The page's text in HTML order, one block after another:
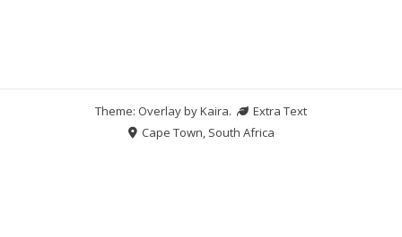
Theme: Overlay byKaira.
Extra Text
Cape Town, South Africa